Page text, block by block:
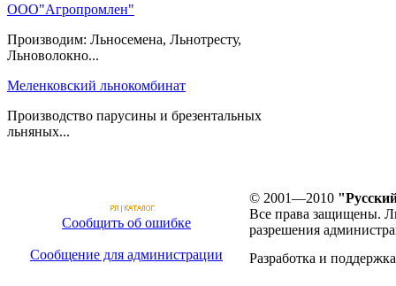
ООО"Агропромлен"
Производим: Льносемена, Льнотресту,
Льноволокно...
Меленковский льнокомбинат
Производство парусины и брезентальных
льняных...
Сообщить об ошибке
Сообщение для администрации
© 2001—2010
Все права защищены.
разрешения
Разработка и